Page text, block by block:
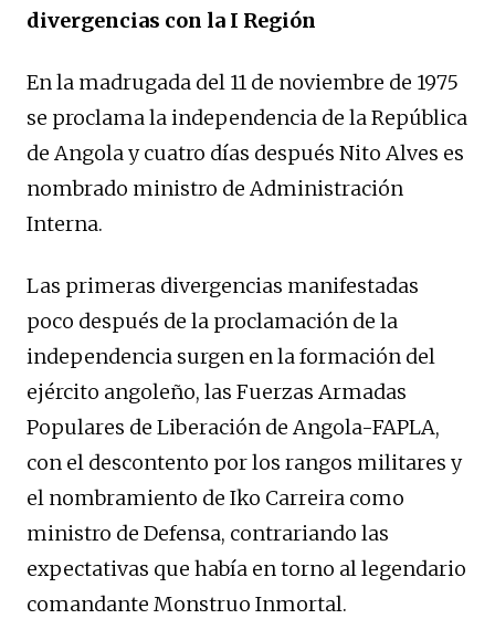
divergencias con la I Región
En la madrugada del 11 de noviembre de 1975
se proclama la independencia de la República
de Angola y cuatro días después Nito Alves es
nombrado ministro de Administración
Interna.
Las primeras divergencias manifestadas
poco después de la proclamación de la
independencia surgen en la formación del
ejército angoleño, las Fuerzas Armadas
Populares de Liberación de Angola-FAPLA,
con el descontento por los rangos militares y
el nombramiento de Iko Carreira como
ministro de Defensa, contrariando las
expectativas que había en torno al legendario
comandante Monstruo Inmortal.